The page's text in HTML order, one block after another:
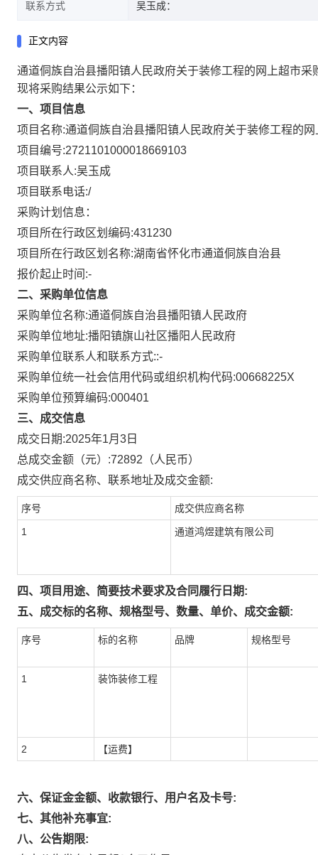
联系方式 吴玉成：
正文内容
通道侗族自治县播阳镇人民政府关于装修工程的网上超市采
现将采购结果公示如下：
一、项目信息
项目名称:通道侗族自治县播阳镇人民政府关于装修工程的
项目编号:2721101000018669103
项目联系人:吴玉成
项目联系电话:/
采购计划信息：
项目所在行政区划编码:431230
项目所在行政区划名称:湖南省怀化市通道侗族自治县
报价起止时间:-
二、采购单位信息
采购单位名称:通道侗族自治县播阳镇人民政府
采购单位地址:播阳镇旗山社区播阳人民政府
采购单位联系人和联系方式::-
采购单位统一社会信用代码或组织机构代码:00668225X
采购单位预算编码:000401
三、成交信息
成交日期:2025年1月3日
总成交金额（元）:72892 （人民币）
成交供应商名称、联系地址及成交金额:
序号 成交供应商名称
1 通道鸿煜建筑有限公司
四、项目用途、简要技术要求及合同履行日期:
五、成交标的名称、规格型号、数量、单价、成交金额:
序号 标的名称 品牌 规格型号
1 装饰装修工程
2 【运费】
六、保证金金额、收款银行、用户名及卡号:
七、其他补充事宜:
八、公告期限: